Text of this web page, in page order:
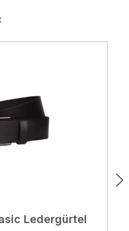
Ledergürtel